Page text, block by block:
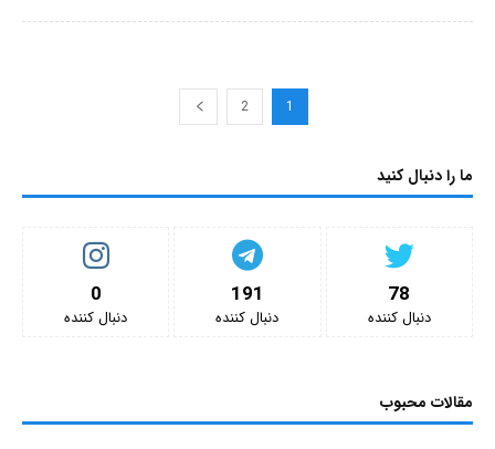
1
2
ما را دنبال کنید
0
دنبال کننده‌
191
دنبال کننده‌
78
دنبال کننده‌
مقالات محبوب